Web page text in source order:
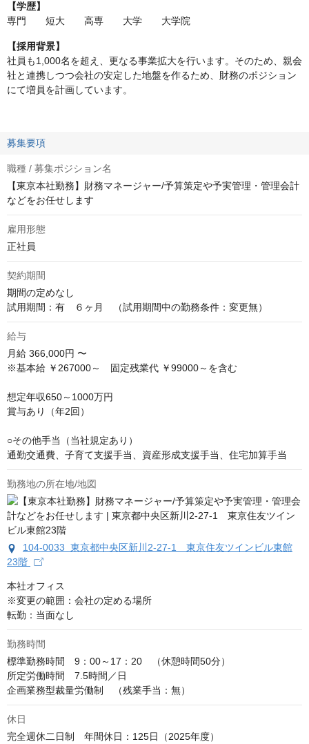
【学歴】
専門 短大 高専 大学 大学院
【採用背景】
社員も1,000名を超え、更なる事業拡大を行います。そのため、親会
社と連携しつつ会社の安定した地盤を作るため、財務のポジション
にて増員を計画しています。
募集要項
職種 / 募集ポジション名
【東京本社勤務】財務マネージャー/予算策定や予実管理・管理会計
などをお任せします
雇用形態
正社員
契約期間
期間の定めなし
試用期間：有　６ヶ月　（試用期間中の勤務条件：変更無）
給与
月給 366,000円 〜
※基本給 ￥267000～　固定残業代 ￥99000～を含む
想定年収650～1000万円
賞与あり（年2回）
○その他手当（当社規定あり）
通勤交通費、子育て支援手当、資産形成支援手当、住宅加算手当
勤務地の所在地/地図
104-0033 東京都中央区新川2-27-1 東京住友ツインビル東館
23階
本社オフィス
※変更の範囲：会社の定める場所
転勤：当面なし
勤務時間
標準勤務時間　9：00～17：20　（休憩時間50分）
所定労働時間　7.5時間／日
企画業務型裁量労働制　（残業手当：無）
休日
完全週休二日制　年間休日：125日（2025年度）